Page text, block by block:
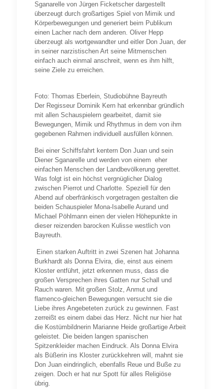
Sganarelle von Jürgen Ficketscher dargestellt
überzeugt durch großartiges Spiel von Mimik und
Körperbewegungen und generiert beim Publikum
einen Lacher nach dem anderen. Oliver Hepp
überzeugt als wortgewandter und eitler Don Juan, der
in seiner narzistischen Art seine Mitmenschen
einfach auch einmal anschreit, wenn es ihm hilft,
seine Ziele zu erreichen.
Foto: Thomas Eberlein, Studiobühne Bayreuth
Der Regisseur Dominik Kern hat erkennbar gründlich
mit allen Schauspielern gearbeitet, damit sie
Bewegungen, Mimik und Rhythmus in dem von ihm
gegebenen Rahmen individuell ausfüllen können.
Bei einer Schiffsfahrt kentern Don Juan und sein
Diener Sganarelle und werden von einem eher
einfachen Menschen der Landbevölkerung gerettet.
Was folgt ist ein höchst vergnüglicher Dialog
zwischen Pierrot und Charlotte. Speziell für den
Abend auf oberfränkisch vorgetragen gestalten die
beiden Schauspieler Mona-Isabelle Aurand und
Michael Pöhlmann einen der vielen Höhepunkte in
dieser reizenden barocken Kulisse westlich von
Bayreuth.
Einen starken Auftritt in zwei Szenen hat Johanna
Burkhardt als Donna Elvira, die, einst aus einem
Kloster entführt, jetzt erkennen muss, dass die
großen Versprechen ihres Gatten nur Schall und
Rauch waren. Mit großen Stolz, Anmut und
flamenco-gleichen Bewegungen versucht sie die
Liebe ihres Angebeteten zurück zu gewinnen. Fast
zerreißt es einem dabei das Herz. Nicht nur hier hat
die Kostümbildnerin Marianne Heide großartige Arbeit
geleistet. Die beiden langen spanischen
Spitzenkleider machen Eindruck. Als Donna Elvira
als Büßerin ins Kloster zurückkehren will, mahnt sie
Don Juan eindringlich, ebenfalls Reue und Buße zu
zeigen. Doch er hat nur Spott für alles Religiöse
übrig.